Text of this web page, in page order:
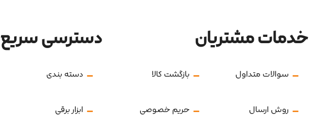
خدمات مشتریان
سوالات متداول بازگشت کالا
روش ارسال حریم خصوصی
دسترسی سریع
دسته بندی
ابزار برقی